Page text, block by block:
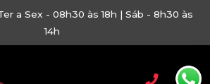
a Sex - 08h30 às 18h | Sáb - 8h30 às
14h